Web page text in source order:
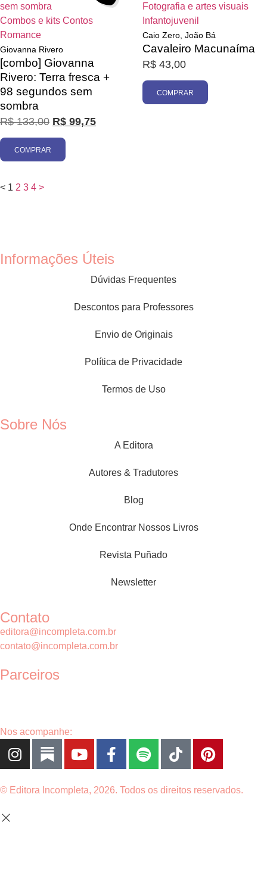
Combos e kits Contos
Romance
Giovanna Rivero
[combo] Giovanna
Rivero: Terra fresca +
98 segundos sem
sombra
R$133,00 R$ 99,75
COMPRAR
Fotografia e artes visuais
Infantojuvenil
Caio Zero, João Bá
Cavaleiro Macunaíma
R$ 43,00
COMPRAR
< 1 2 3 4 >
Informações Úteis
Dúvidas Frequentes
Descontos para Professores
Envio de Originais
Política de Privacidade
Termos de Uso
Sobre Nós
A Editora
Autores & Tradutores
Blog
Onde Encontrar Nossos Livros
Revista Puñado
Newsletter
Contato
editora@incompleta.com.br
contato@incompleta.com.br
Parceiros
Nos acompanhe:
© Editora Incompleta, 2026. Todos os direitos reservados.